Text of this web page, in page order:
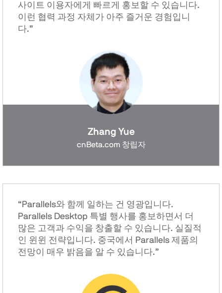
사이트 이용자에게 빠르게 홍보할 수 있습니다.
이런 협력 과정 자체가 아주 즐거운 경험입니
다.”
Zhang Yue
cnBeta.com 창립자
“Parallels와 함께 일하는 건 영광입니다.
Parallels Desktop 특별 행사를 홍보하면서 더
많은 고객과 수익을 창출할 수 있습니다. 실질적
인 윈윈 전략입니다. 중국에서 Parallels 제품의
전망이 매우 밝음을 알 수 있습니다.”